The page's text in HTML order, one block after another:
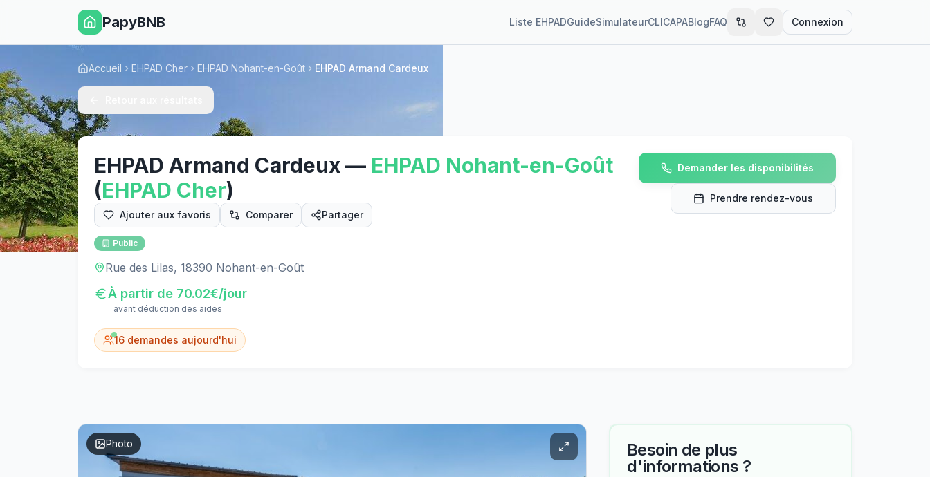
PapyBNB Liste EHPADGuideSimulateurCLICAPABlogFAQ Connexion
Accueil EHPAD Cher EHPAD Nohant-en-Goût EHPAD Armand Cardeux
EHPAD Armand Cardeux— EHPAD Nohant-en-Goût
(EHPAD Cher)
Ajouter aux favoris Comparer Partager
Public
Rue des Lilas, 18390 Nohant-en-Goût
À partir de 70.02€/jour
avant déduction des aides
16 demandes aujourd'hui
Demander les disponibilités
Prendre rendez-vous
Photo
Besoin de plus
d'informations ?